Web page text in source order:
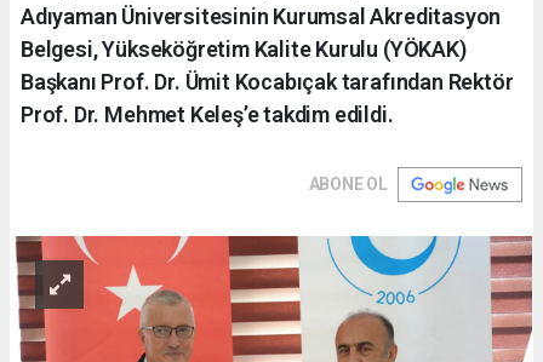
Adıyaman Üniversitesinin Kurumsal Akreditasyon
Belgesi, Yükseköğretim Kalite Kurulu (YÖKAK)
Başkanı Prof. Dr. Ümit Kocabıçak tarafından Rektör
Prof. Dr. Mehmet Keleş’e takdim edildi.
ABONE OL